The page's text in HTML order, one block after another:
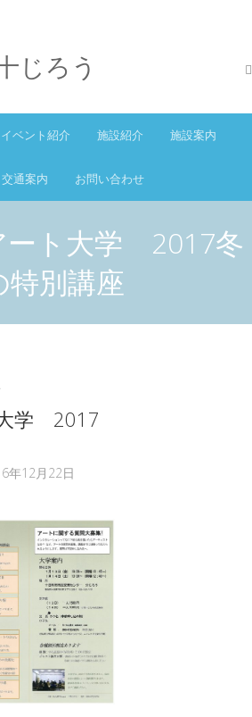
イベント紹介 施設紹介 施設案内
交通案内 お問い合わせ
ート大学 2017冬
特別講座
学 2017
年12月22日